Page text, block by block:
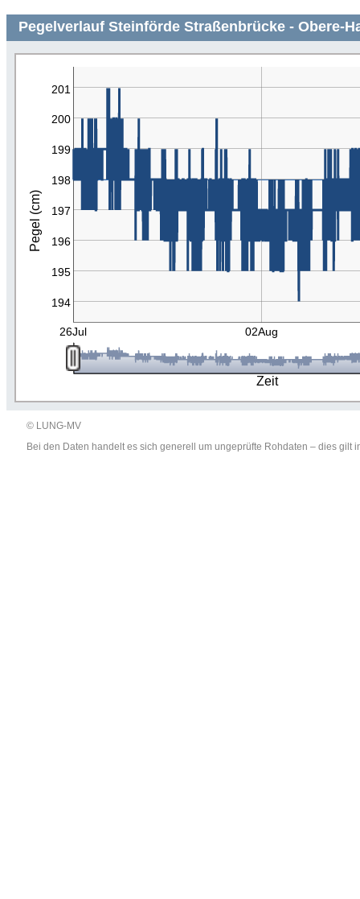
Pegelverlauf Steinförde Straßenbrücke - Obere-
Zeit
Pegel (cm)
194
195
196
197
198
199
200
201
26Jul 02Aug
© LUNG-MV
Bei den Daten handelt es sich generell um ungeprüfte Rohdaten – dies